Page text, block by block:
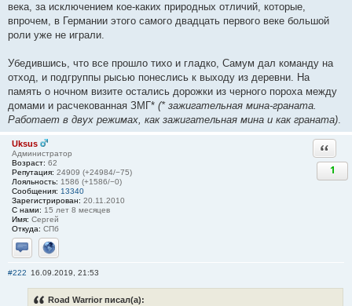
века, за исключением кое-каких природных отличий, которые,
впрочем, в Германии этого самого двадцать первого веке большой
роли уже не играли.
Убедившись, что все прошло тихо и гладко, Самум дал команду на
отход, и подгруппы рысью понеслись к выходу из деревни. На
память о ночном визите остались дорожки из черного пороха между
домами и расчекованная ЗМГ* (* зажигательная мина-граната.
Работает в двух режимах, как зажигательная мина и как граната).
Uksus
Администратор
Возраст: 62
Репутация: 24909 (+24984/−75)
Лояльность: 1586 (+1586/−0)
Сообщения: 13340
Зарегистрирован: 20.11.2010
С нами: 15 лет 8 месяцев
Имя: Сергей
Откуда: СПб
Отправить личное сообщение
Сайт
1
#222 16.09.2019, 21:53
Road Warrior писал(а):